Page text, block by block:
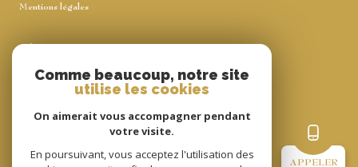
APPELER
Mentions légales
Admin
Nos honoraires
Comme beaucoup, notre site
utilise les cookies
On aimerait vous accompagner pendant
votre visite.
En poursuivant, vous acceptez l'utilisation des